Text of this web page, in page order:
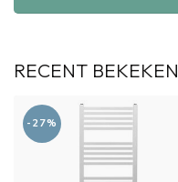
RECENT BEKEKEN
-27%